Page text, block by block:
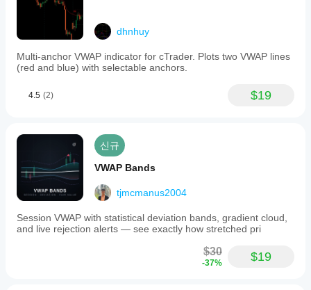
dhnhuy
Multi-anchor VWAP indicator for cTrader. Plots two VWAP lines
(red and blue) with selectable anchors.
4.5 (2) $19
신규
VWAP Bands
tjmcmanus2004
Session VWAP with statistical deviation bands, gradient cloud,
and live rejection alerts — see exactly how stretched pri
$30
-37% $19